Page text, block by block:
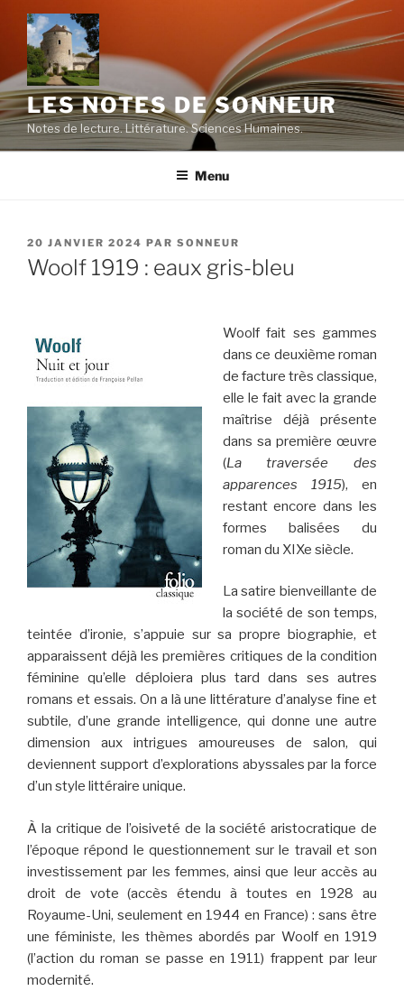
contenu
principal
LES NOTES DE SONNEUR
Notes de lecture. Littérature. Sciences Humaines.
Menu
PUBLIÉ
LE
20 JANVIER 2024 PAR SONNEUR
Woolf 1919 : eaux gris-bleu
Woolf fait ses gammes
dans ce deuxième roman
de facture très classique,
elle le fait avec la grande
maîtrise déjà présente
dans sa première œuvre
(La traversée des
apparences 1915), en
restant encore dans les
formes balisées du
roman du XIXe siècle.
La satire bienveillante de
la société de son temps,
teintée d’ironie, s’appuie sur sa propre biographie, et
apparaissent déjà les premières critiques de la condition
féminine qu’elle déploiera plus tard dans ses autres
romans et essais. On a là une littérature d’analyse fine et
subtile, d’une grande intelligence, qui donne une autre
dimension aux intrigues amoureuses de salon, qui
deviennent support d’explorations abyssales par la force
d’un style littéraire unique.
À la critique de l’oisiveté de la société aristocratique de
l’époque répond le questionnement sur le travail et son
investissement par les femmes, ainsi que leur accès au
droit de vote (accès étendu à toutes en 1928 au
Royaume-Uni, seulement en 1944 en France) : sans être
une féministe, les thèmes abordés par Woolf en 1919
(l’action du roman se passe en 1911) frappent par leur
modernité.